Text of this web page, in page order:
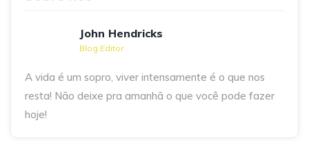
John Hendricks
Blog Editor
A vida é um sopro, viver intensamente é o que nos
resta! Não deixe pra amanhã o que você pode fazer
hoje!